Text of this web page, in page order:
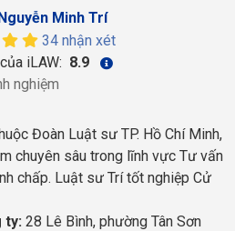
Minh Trí
34 nhận xét
iLAW: 8.9
nghiệm
Đoàn Luật sư TP. Hồ Chí Minh,
chuyên sâu trong lĩnh vực Tư vấn
chấp. Luật sư Trí tốt nghiệp Cử
ty: 28 Lê Bình, phường Tân Sơn